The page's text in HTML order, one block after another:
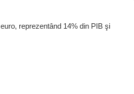
reprezentând 14% din PIB şi